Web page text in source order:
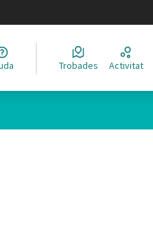
idioma Trobades Activitat